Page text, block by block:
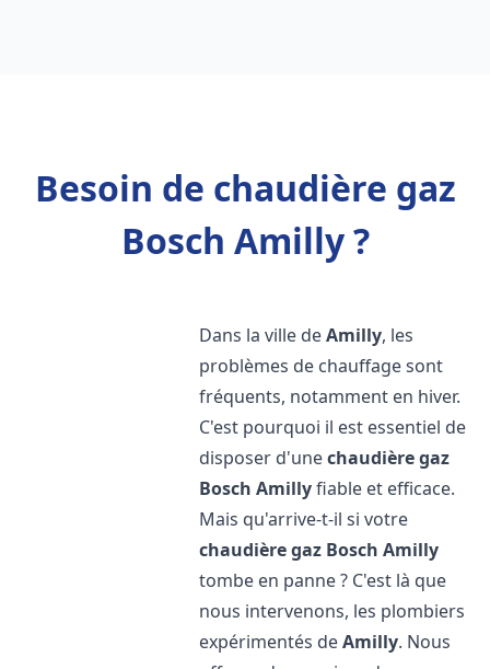
Besoin de chaudière gaz
Bosch Amilly ?
Dans la ville deAmilly, les
problèmes de chauffage sont
fréquents, notamment en hiver.
C'est pourquoi il est essentiel de
disposer d'unechaudière gaz
Bosch Amillyfiable et efficace.
Mais qu'arrive-t-il si votre
chaudière gaz Bosch Amilly
tombe en panne ? C'est là que
nous intervenons, les plombiers
expérimentés deAmilly. Nous